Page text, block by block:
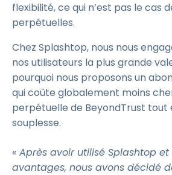
flexibilité, ce qui n’est pas le cas
perpétuelles.
Chez Splashtop, nous nous
nos utilisateurs la plus grande
pourquoi nous proposons un
qui coûte globalement moins
perpétuelle de BeyondTrust tout
souplesse.
« Après avoir utilisé Splashtop
avantages, nous avons décidé